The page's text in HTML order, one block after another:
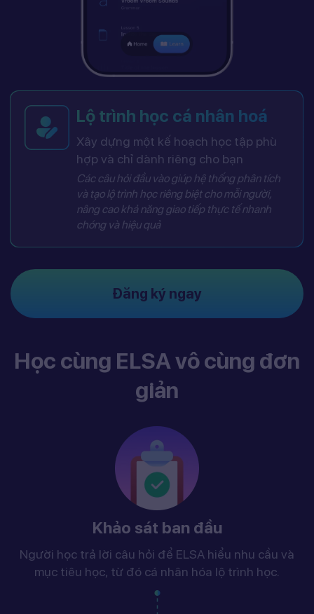
Lộ trình học cá nhân hoá
Xây dựng một kế hoạch học tập phù
hợp và chỉ dành riêng cho bạn
Các câu hỏi đầu vào giúp hệ thống phân tích
và tạo lộ trình học riêng biệt cho mỗi người,
nâng cao khả năng giao tiếp thực tế nhanh
chóng và hiệu quả
Đăng ký ngay
Học cùng ELSA vô cùng đơn
giản
Khảo sát ban đầu
Người học trả lời câu hỏi để ELSA hiểu nhu cầu và
mục tiêu học, từ đó cá nhân hóa lộ trình học.